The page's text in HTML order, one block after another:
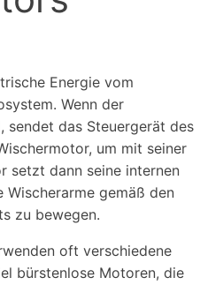
Energie vom
Wenn der
das Steuergerät des
um mit seiner
setzt dann seine internen
Wischerarme gemäß den
zu bewegen.
oft verschiedene
bürstenlose Motoren, die